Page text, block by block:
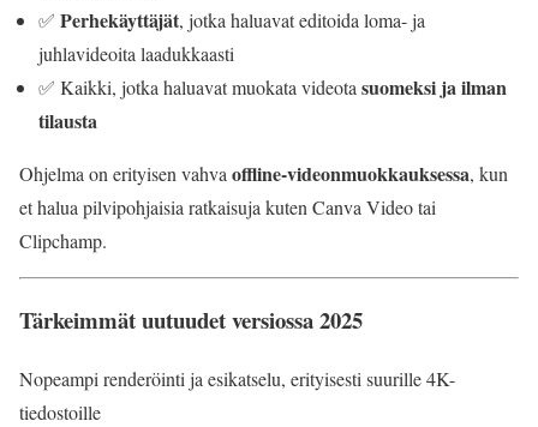
✅ Perhekäyttäjät, jotka haluavat editoida loma- ja
juhlavideoita laadukkaasti
✅ Kaikki, jotka haluavat muokata videota suomeksi ja ilman
tilausta
Ohjelma on erityisen vahva offline-videonmuokkauksessa, kun
et halua pilvipohjaisia ratkaisuja kuten Canva Video tai
Clipchamp.
Tärkeimmät uutuudet versiossa 2025
Nopeampi renderöinti ja esikatselu, erityisesti suurille 4K-
tiedostoille